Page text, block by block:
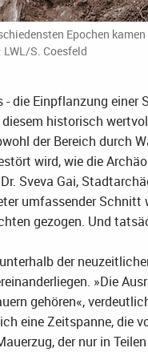
Epochen
S. Coesfeld
- die Einpflanzung
historisch
der Bereich durch
wird, wie die
Sveva Gai,
umfassender
gezogen. Und
der
»Die
gehören«,
eine Zeitspanne, die
der nur in